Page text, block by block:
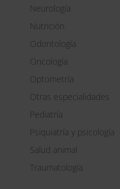
Neurología
Nutrición
Odontología
Oncología
Optometría
Otras especialidades
Pediatría
Psiquiatría y psicología
Salud animal
Traumatología